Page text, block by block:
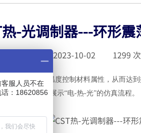
热-光调制器---环形
发布时间 :2023-10-02 1299
，然后用不同温度控制材料属性，从而达
上钨丝，然后展示“电-热-光”的仿真流程。
服人员不在
：18620856